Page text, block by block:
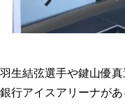
羽生結弦選手や鍵山優
銀行アイスアリーナが